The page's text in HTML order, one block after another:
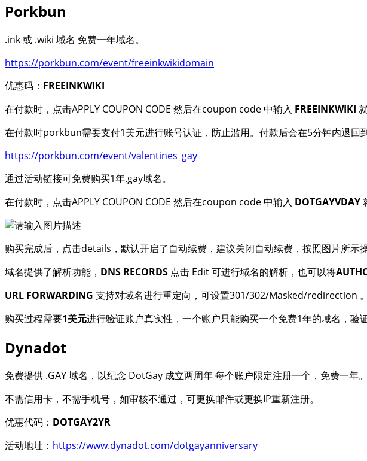
Porkbun
.ink 或 .wiki 域名 免费一年域名。
https://porkbun.com/event/freeinkwikidomain
优惠码： FREEINKWIKI
在付款时，点击APPLY COUPON CODE 然后在coupon code 中输入 FREEINKWIKI
在付款时porkbun需要支付1美元进行账号认证，防止滥用。付款后会在5分钟内退回
https://porkbun.com/event/valentines_gay
通过活动链接可免费购买1年.gay域名。
在付款时，点击APPLY COUPON CODE 然后在coupon code 中输入 DOTGAYVDAY
购买完成后，点击details，默认开启了自动续费，建议关闭自动续费，按照图片所示
域名提供了解析功能， DNS RECORDS 点击 Edit 可进行域名的解析，也可以将
URL FORWARDING 支持对域名进行重定向，可设置301/302/Masked/redirection 。
购买过程需要1美元进行验证账户真实性，一个账户只能购买一个免费1年的域名，验
Dynadot
免费提供 .GAY 域名，以纪念 DotGay 成立两周年 每个账户限定注册一个，免费一年
不需信用卡，不需手机号，如审核不通过，可更换邮件或更换IP重新注册。
优惠代码： DOTGAY2YR
活动地址： https://www.dynadot.com/dotgayanniversary